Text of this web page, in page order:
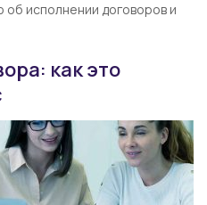
исполнении договоров и
как это